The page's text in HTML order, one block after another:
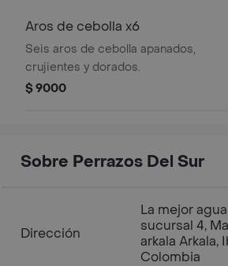
Aros de cebolla x6
Seis aros de cebolla apanados,
crujientes y dorados.
$ 9000
Sobre Perrazos Del Sur
Dirección
La mejor
sucursal 4,
arkala Arkala,
Colombia